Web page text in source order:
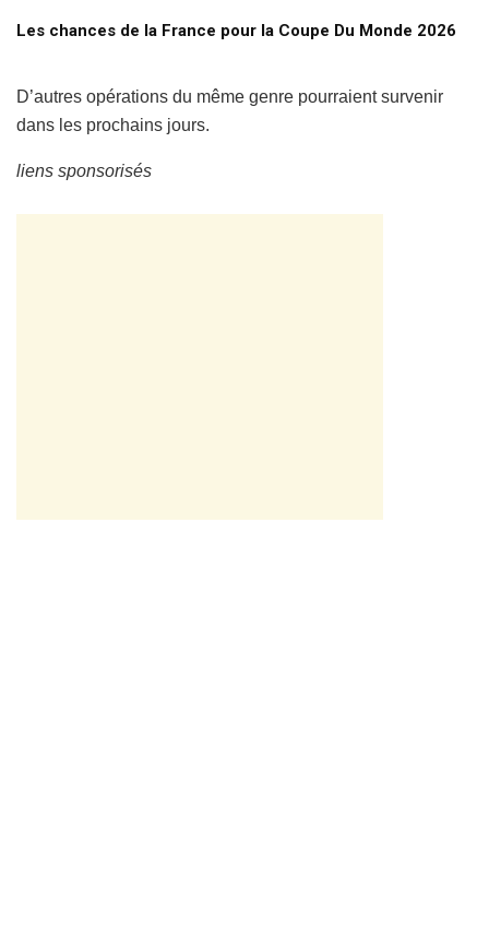
Les chances de la France pour la Coupe Du Monde 2026
D’autres opérations du même genre pourraient survenir
dans les prochains jours.
liens sponsorisés